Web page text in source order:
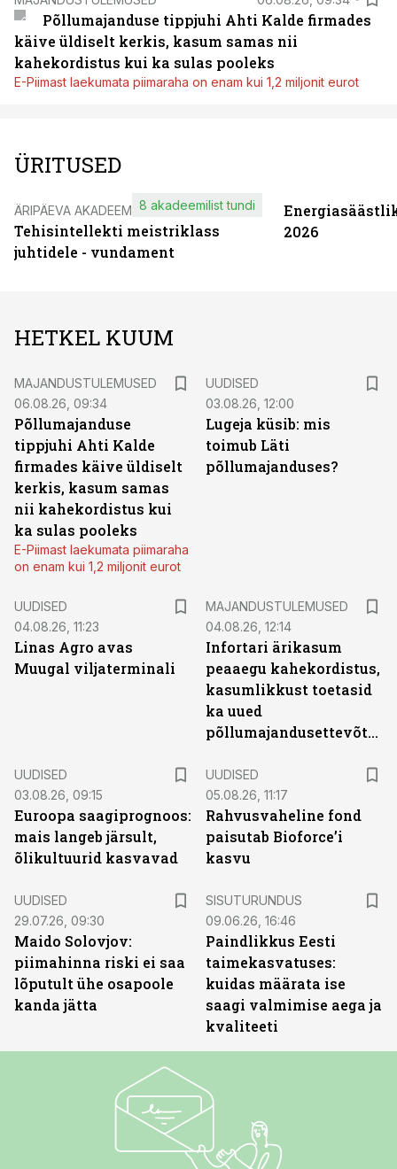
Põllumajanduse tippjuhi Ahti Kalde firmades
käive üldiselt kerkis, kasum samas nii
kahekordistus kui ka sulas pooleks
E-Piimast laekumata piimaraha on enam kui 1,2 miljonit eurot
ÜRITUSED
ÄRIPÄEVA AKADEEMIA
Tehisintellekti meistriklass
juhtidele - vundament
8 akadeemilist tundi
2026
HETKEL KUUM
MAJANDUSTULEMUSED
06.08.26, 09:34
Põllumajanduse
tippjuhi Ahti Kalde
firmades käive üldiselt
kerkis, kasum samas
nii kahekordistus kui
ka sulas pooleks
E-Piimast laekumata piimaraha
on enam kui 1,2 miljonit eurot
UUDISED
03.08.26, 12:00
Lugeja küsib: mis
toimub Läti
põllumajanduses?
UUDISED
04.08.26, 11:23
Linas Agro avas
Muugal viljaterminali
MAJANDUSTULEMUSED
04.08.26, 12:14
Infortari ärikasum
peaaegu kahekordistus,
kasumlikkust toetasid
ka uued
põllumajandusettevõtted
UUDISED
03.08.26, 09:15
Euroopa saagiprognoos:
mais langeb järsult,
õlikultuurid kasvavad
UUDISED
05.08.26, 11:17
Rahvusvaheline fond
paisutab Bioforce’i
kasvu
UUDISED
29.07.26, 09:30
Maido Solovjov:
piimahinna riski ei saa
lõputult ühe osapoole
kanda jätta
SISUTURUNDUS
09.06.26, 16:46
Paindlikkus Eesti
taimekasvatuses:
kuidas määrata ise
saagi valmimise aega ja
kvaliteeti